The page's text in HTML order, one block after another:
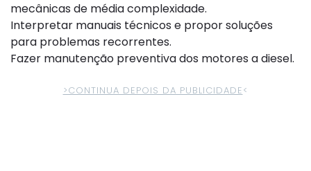
mecânicas de média complexidade.
Interpretar manuais técnicos e propor soluções
para problemas recorrentes.
Fazer manutenção preventiva dos motores a diesel.
>CONTINUA DEPOIS DA PUBLICIDADE<